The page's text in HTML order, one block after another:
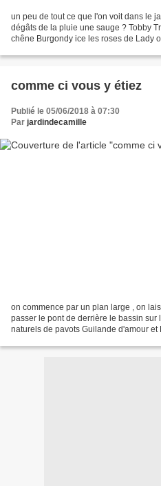
un peu de tout ce que l'on voit dans le
dégâts de la pluie une sauge ? Tobby
chêne Burgondy ice les roses de Lady
comme ci vous y étiez
Publié le 05/06/2018 à 07:30
Par jardindecamille
on commence par un plan large , on
passer le pont de derrière le bassin sur
naturels de pavots Guilande d'amour